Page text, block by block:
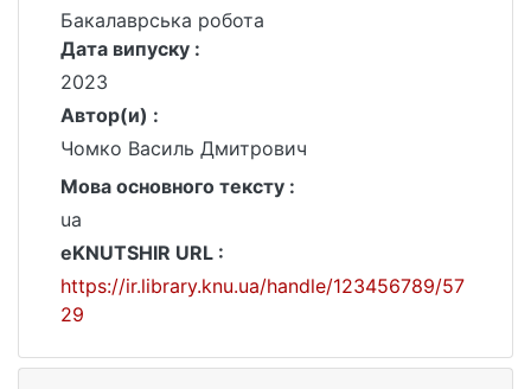
Бакалаврська робота
Дата випуску :
2023
Автор(и) :
Чомко Василь Дмитрович
Мова основного тексту :
ua
eKNUTSHIR URL :
https://ir.library.knu.ua/handle/123456789/57
29